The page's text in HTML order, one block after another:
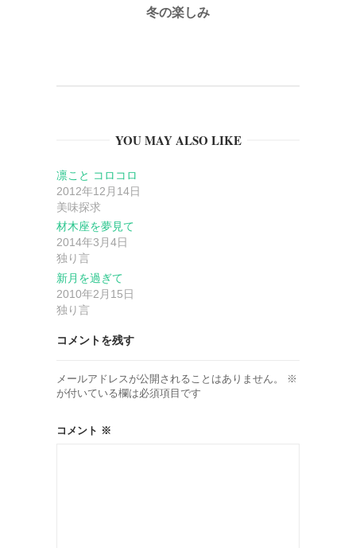
ョ
ン
冬の楽しみ
YOU MAY ALSO LIKE
凛こと コロコロ
2012年12月14日
美味探求
材木座を夢見て
2014年3月4日
独り言
新月を過ぎて
2010年2月15日
独り言
コメントを残す
メールアドレスが公開されることはありません。
※
が付いている欄は必須項目です
コメント ※